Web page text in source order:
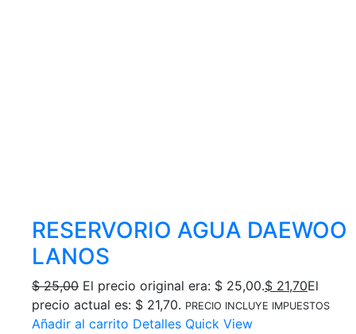
RESERVORIO AGUA DAEWOO
LANOS
$25,00 El precio original era: $ 25,00.$ 21,70El
precio actual es: $ 21,70. PRECIO INCLUYE IMPUESTOS
Añadir al carrito Detalles Quick View